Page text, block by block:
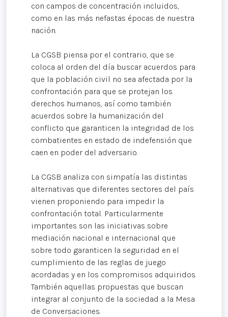
con campos de concentración incluidos,
como en las más nefastas épocas de nuestra
nación.
La CGSB piensa por el contrario, que se
coloca al orden del día buscar acuerdos para
que la población civil no sea afectada por la
confrontación para que se protejan los
derechos humanos, así como también
acuerdos sobre la humanización del
conflicto que garanticen la integridad de los
combatientes en estado de indefensión que
caen en poder del adversario.
La CGSB analiza con simpatía las distintas
alternativas que diferentes sectores del país
vienen proponiendo para impedir la
confrontación total. Particularmente
importantes son las iniciativas sobre
mediación nacional e internacional que
sobre todo garanticen la seguridad en el
cumplimiento de las reglas de juego
acordadas y en los compromisos adquiridos.
También aquellas propuestas que buscan
integrar al conjunto de la sociedad a la Mesa
de Conversaciones.